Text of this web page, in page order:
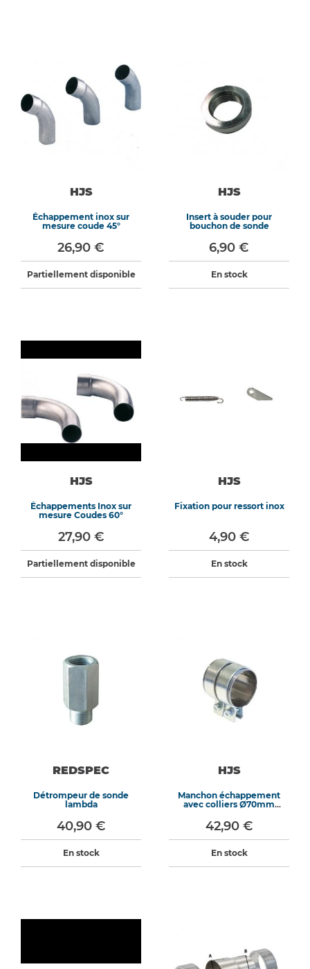
HJS
Échappement inox sur
mesure coude 45°
26,90 €
Partiellement disponible
HJS
Insert à souder pour
bouchon de sonde
6,90 €
En stock
HJS
Échappements Inox sur
mesure Coudes 60°
27,90 €
Partiellement disponible
HJS
Fixation pour ressort inox
4,90 €
En stock
REDSPEC
Détrompeur de sonde
lambda
40,90 €
En stock
HJS
Manchon échappement
avec colliers Ø70mm
42,90 €
En stock